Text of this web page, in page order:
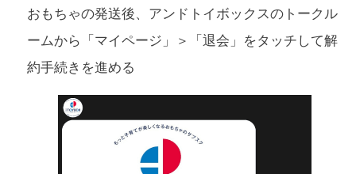
おもちゃの発送後、アンドトイボックスのトークル
ームから「マイページ」＞「退会」をタッチして解
約手続きを進める